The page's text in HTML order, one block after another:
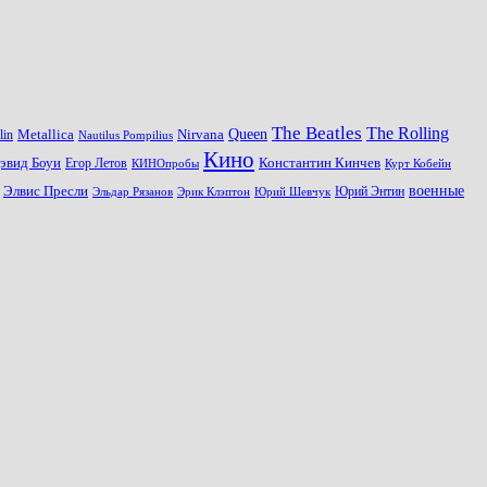
Metallica Nautilus Pompilius Nirvana Queen The Beatles The Rolling
Боуи Егор Летов КИНОпробы Кино Константин Кинчев Курт Кобейн
Элвис Пресли Эльдар Рязанов Эрик Клэптон Юрий Шевчук Юрий Энтин военные